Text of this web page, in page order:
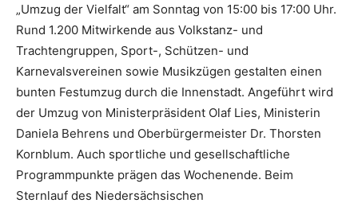
„Umzug der Vielfalt“ am Sonntag von 15:00 bis 17:00 Uhr.
Rund 1.200 Mitwirkende aus Volkstanz- und
Trachtengruppen, Sport-, Schützen- und
Karnevalsvereinen sowie Musikzügen gestalten einen
bunten Festumzug durch die Innenstadt. Angeführt wird
der Umzug von Ministerpräsident Olaf Lies, Ministerin
Daniela Behrens und Oberbürgermeister Dr. Thorsten
Kornblum. Auch sportliche und gesellschaftliche
Programmpunkte prägen das Wochenende. Beim
Sternlauf des Niedersächsischen